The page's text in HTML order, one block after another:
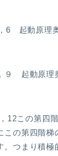
6 起動原理
９ 起動原理
12この第四
この第四階
。つまり積